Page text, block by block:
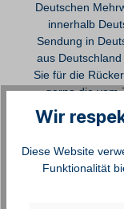
Deutschen
innerhalb
Sendung in
aus
Sie für die
gerne die vom
einreichen.
zwingendim
vollständige
gerne
Wir
Diese Website
Funktionalität